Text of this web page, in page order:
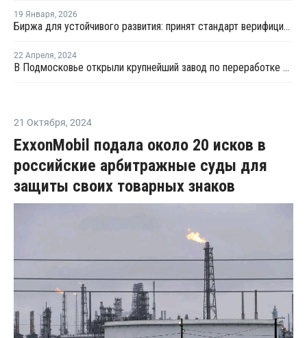
19 Января, 2026
Биржа для устойчивого развития: принят стандарт верифицированного ПЭТ
22 Апреля, 2024
В Подмосковье открыли крупнейший завод по переработке пластика
21 Октября, 2024
ExxonMobil подала около 20 исков в
российские арбитражные суды для
защиты своих товарных знаков